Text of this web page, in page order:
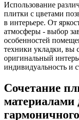
Использование
плитки с цветами
в интерьере. От
атмосферы - выбор
особенностей
техники укладки, вы
оригинальный
индивидуальность и
Сочетание
материалами